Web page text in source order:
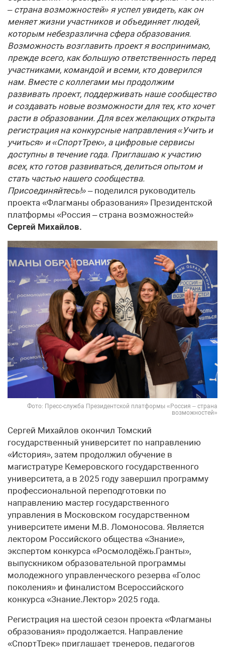
– страна возможностей» я успел увидеть, как он
меняет жизни участников и объединяет людей,
которым небезразлична сфера образования.
Возможность возглавить проект я воспринимаю,
прежде всего, как большую ответственность перед
участниками, командой и всеми, кто доверился
нам. Вместе с коллегами мы продолжим
развивать проект, поддерживать наше сообщество
и создавать новые возможности для тех, кто хочет
расти в образовании. Для всех желающих открыта
регистрация на конкурсные направления «Учить и
учиться» и «СпортТрек», а цифровые сервисы
доступны в течение года. Приглашаю к участию
всех, кто готов развиваться, делиться опытом и
стать частью нашего сообщества.
Присоединяйтесь!» – поделился руководитель
проекта «Флагманы образования» Президентской
платформы «Россия – страна возможностей»
Сергей Михайлов.
Фото: Пресс-служба Президентской платформы «Россия – страна
возможностей»
Сергей Михайлов окончил Томский
государственный университет по направлению
«История», затем продолжил обучение в
магистратуре Кемеровского государственного
университета, а в 2025 году завершил программу
профессиональной переподготовки по
направлению мастер государственного
управления в Московском государственном
университете имени М.В. Ломоносова. Является
лектором Российского общества «Знание»,
экспертом конкурса «Росмолодёжь.Гранты»,
выпускником образовательной программы
молодежного управленческого резерва «Голос
поколения» и финалистом Всероссийского
конкурса «Знание.Лектор» 2025 года.
Регистрация на шестой сезон проекта «Флагманы
образования» продолжается. Направление
«СпортТрек» приглашает тренеров, педагогов